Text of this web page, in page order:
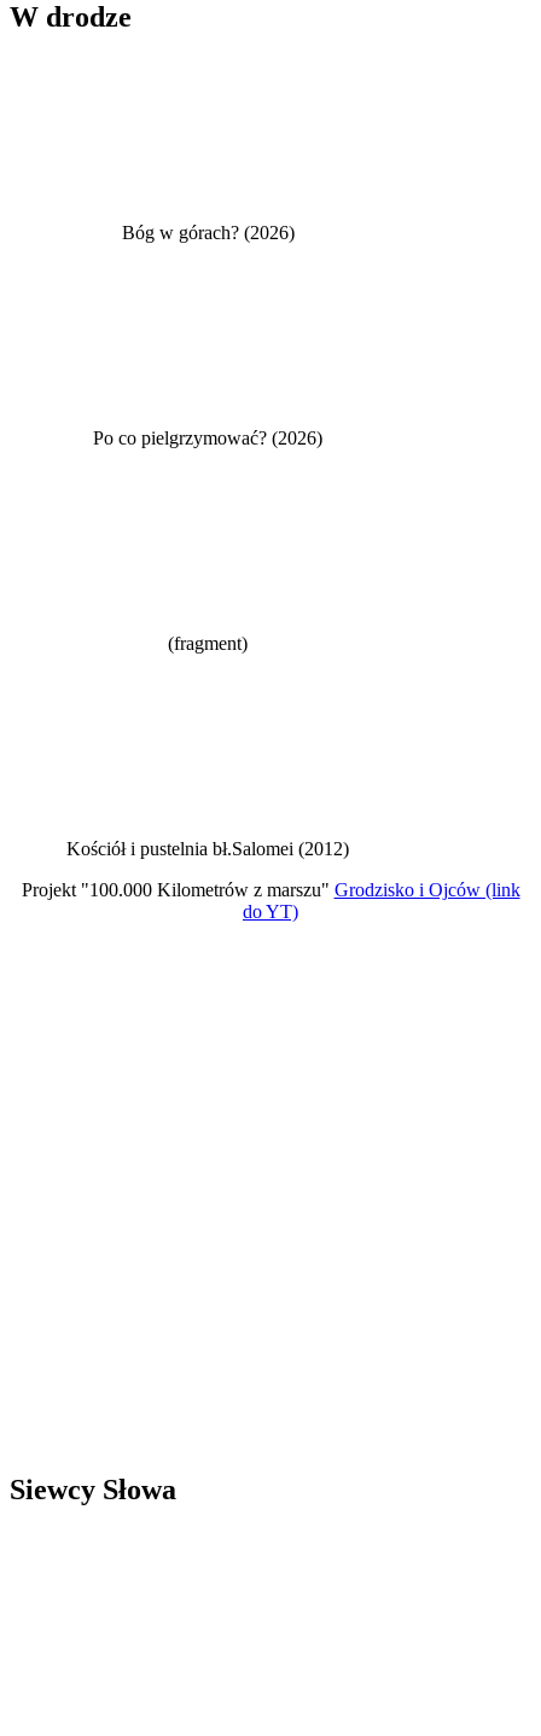
W drodze
Bóg w górach? (2026)
Po co pielgrzymować? (2026)
(fragment)
Kościół i pustelnia bł.Salomei (2012)
Projekt "100.000 Kilometrów z marszu" Grodzisko i Ojców (link
do YT)
Siewcy Słowa